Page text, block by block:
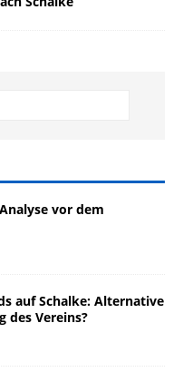
vor dem
auf Schalke: Alternative
des Vereins?